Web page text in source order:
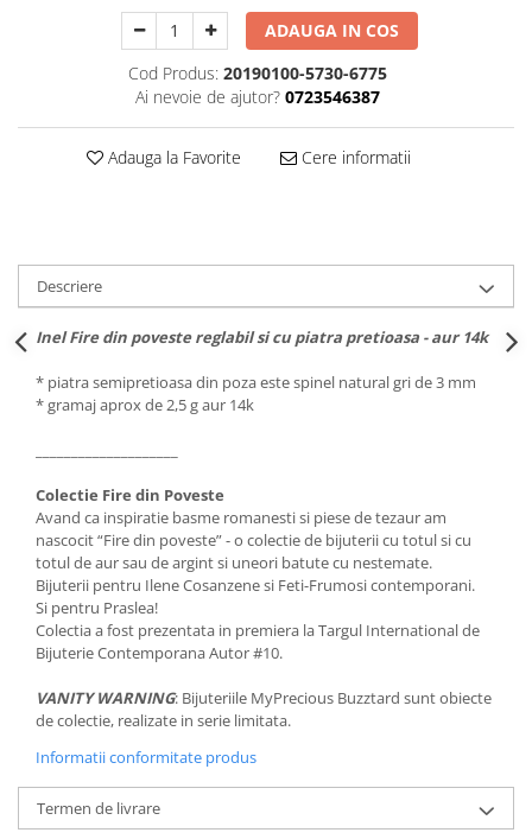
ADAUGA IN COS
Cod Produs: 20190100-5730-6775
Ai nevoie de ajutor? 0723546387
Adauga la Favorite Cere informatii
Descriere
Inel Fire din poveste reglabil si cu piatra pretioasa - aur 14k
* piatra semipretioasa din poza este spinel natural gri de 3 mm
* gramaj aprox de 2,5 g aur 14k
Colectie Fire din Poveste
Avand ca inspiratie basme romanesti si piese de tezaur am
nascocit “Fire din poveste” - o colectie de bijuterii cu totul si cu
totul de aur sau de argint si uneori batute cu nestemate.
Bijuterii pentru Ilene Cosanzene si Feti-Frumosi contemporani.
Si pentru Praslea!
Colectia a fost prezentata in premiera la Targul International de
Bijuterie Contemporana Autor #10.
VANITY WARNING: Bijuteriile MyPrecious Buzztard sunt obiecte
de colectie, realizate in serie limitata.
Informatii conformitate produs
Termen de livrare